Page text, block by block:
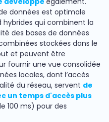
données est optimale
hybrides qui combinent la
des bases de données
stockées dans le
et peuvent être
fournir une vue consolidée
locales, dont l’accès
du réseau, servent de
un temps d'accès plus
100 ms) pour des